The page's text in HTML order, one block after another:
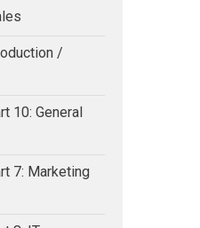
/
10: General
7: Marketing